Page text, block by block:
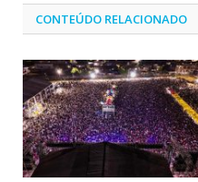
CONTEÚDO RELACIONADO